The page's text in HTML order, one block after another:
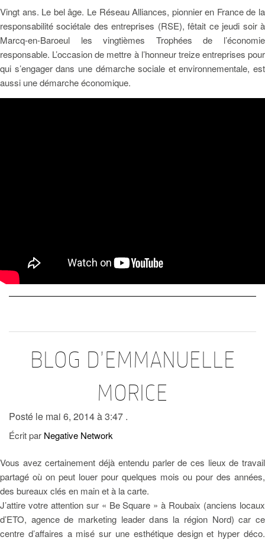
Vingt ans. Le bel âge. Le Réseau Alliances, pionnier en France de la
responsabilité sociétale des entreprises (RSE), fêtait ce jeudi soir à
Marcq-en-Baroeul les vingtièmes Trophées de l’économie
responsable. L’occasion de mettre à l’honneur treize entreprises pour
qui s’engager dans une démarche sociale et environnementale, est
aussi une démarche économique.
BLOG D’EMMANUELLE
MORICE
Posté le mai 6, 2014 à 3:47 .
Écrit par Negative Network
Vous avez certainement déjà entendu parler de ces lieux de travail
partagé où on peut louer pour quelques mois ou pour des années,
des bureaux clés en main et à la carte.
J’attire votre attention sur « Be Square » à Roubaix (anciens locaux
d’ETO, agence de marketing leader dans la région Nord) car ce
centre d’affaires a misé sur une esthétique design et hyper déco.